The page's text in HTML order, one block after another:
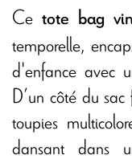
Cetote bag
temporelle,
d'enfance avec
D’un côté du
toupies
dansant dans